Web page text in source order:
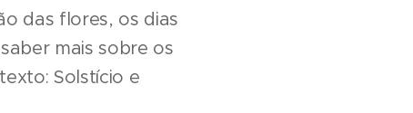
das flores, os dias
mais sobre os
Solstício e